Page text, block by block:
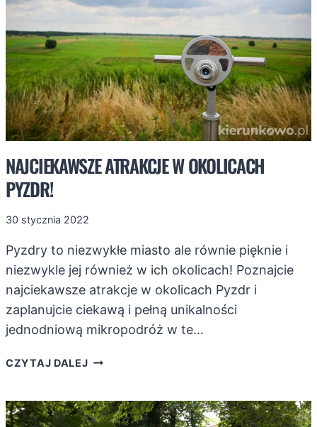
TU
NAJCIEKAWSZE ATRAKCJE W OKOLICACH
PYZDR!
30 stycznia 2022
Pyzdry to niezwykłe miasto ale równie pięknie i
niezwykle jej również w ich okolicach! Poznajcie
najciekawsze atrakcje w okolicach Pyzdr i
zaplanujcie ciekawą i pełną unikalności
jednodniową mikropodróż w te…
CZYTAJ DALEJNAJCIEKAWSZE
OKOLICACH